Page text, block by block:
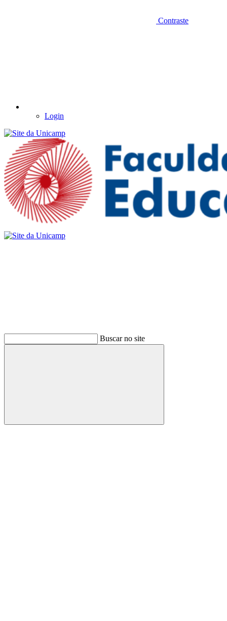
Contraste
Login
Buscar no site
Buscar